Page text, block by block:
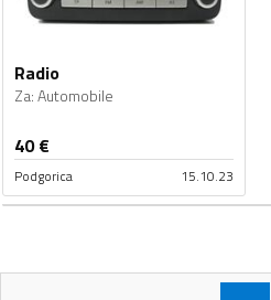
Radio
Za:Automobile
40€
Podgorica 15.10.23